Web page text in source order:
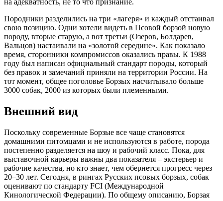
Породники разделились на три «лагеря» и каждый отстаивал
свою позицию. Одни хотели видеть в Псовой борзой новую
породу, вторые старую, а вот третьи (Озеров, Болдарев,
Вальцов) настаивали на «золотой середине». Как показало
время, сторонники компромиссов оказались правы. К 1988
году был написан официальный стандарт породы, который
без правок и замечаний приняли на территории России. На
тот момент, общее поголовье Борзых насчитывало больше
3000 собак, 2000 из которых были племенными.
Внешний вид
Поскольку современные Борзые все чаще становятся
домашними питомцами и не используются в работе, порода
постепенно разделяется на шоу и рабочий класс. Пока, для
выставочной карьеры важны два показателя – экстерьер и
рабочие качества, но кто знает, чем обернется прогресс через
20–30 лет. Сегодня, в рингах Русских псовых борзых, собак
оценивают по стандарту FCI (Международной
Кинологической Федерации). По общему описанию, Борзая